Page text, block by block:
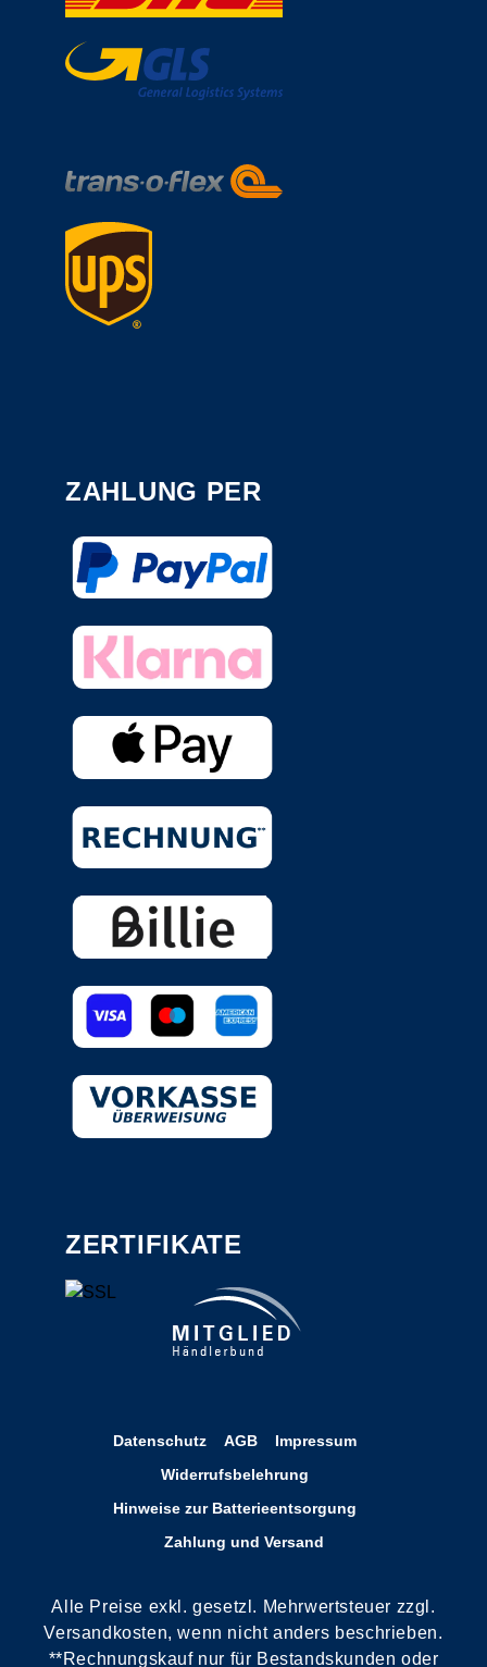
ZAHLUNG PER
ZERTIFIKATE
Datenschutz AGB
Impressum
Widerrufsbelehrung
Hinweise zur Batterieentsorgung
Zahlung und Versand
Alle Preise exkl. gesetzl. Mehrwertsteuer zzgl.
Versandkosten, wenn nicht anders beschrieben.
**Rechnungskauf nur für Bestandskunden oder